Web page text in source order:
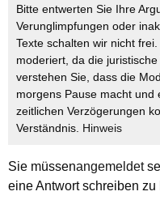
Bitte entwerten Sie Ihre
Verunglimpfungen oder
Texte schalten wir nicht
moderiert, da die
verstehen Sie, dass die
morgens Pause macht und
zeitlichen Verzögerungen
Verständnis. Hinweis
Sie müssenangemeldet
eine Antwort schreiben zu